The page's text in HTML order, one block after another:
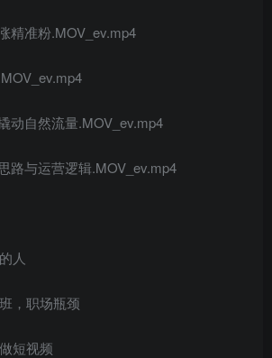
精准粉.MOV_ev.mp4
动自然流量.MOV_ev.mp4
路与运营逻辑.MOV_ev.mp4
人
，职场瓶颈
短视频